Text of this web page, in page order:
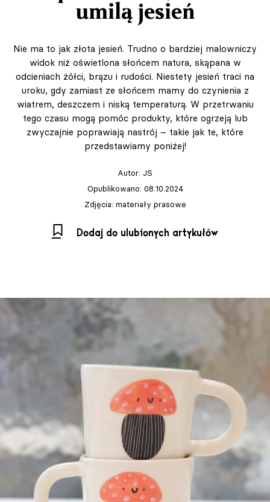
umilą jesień
Nie ma to jak złota jesień. Trudno o bardziej malowniczy
widok niż oświetlona słońcem natura, skąpana w
odcieniach żółci, brązu i rudości. Niestety jesień traci na
uroku, gdy zamiast ze słońcem mamy do czynienia z
wiatrem, deszczem i niską temperaturą. W przetrwaniu
tego czasu mogą pomóc produkty, które ogrzeją lub
zwyczajnie poprawiają nastrój – takie jak te, które
przedstawiamy poniżej!
Autor: JS
Opublikowano: 08.10.2024
Zdjęcia: materiały prasowe
Dodaj do ulubionych artykułów